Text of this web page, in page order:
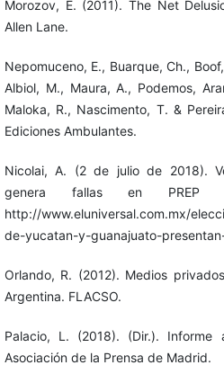
Morozov, E. (2011). The Net
Allen Lane.
Nepomuceno, E., Buarque, Ch.,
Albiol, M., Maura, A., Podemos,
Maloka, R., Nascimento, T. &
Ediciones Ambulantes.
Nicolai, A. (2 de julio de 2018).
genera fallas en PREP
http://www.eluniversal.com.mx/
de-yucatan-y-guanajuato-
Orlando, R. (2012). Medios
Argentina. FLACSO.
Palacio, L. (2018). (Dir.). Informe
Asociación de la Prensa de Madrid.